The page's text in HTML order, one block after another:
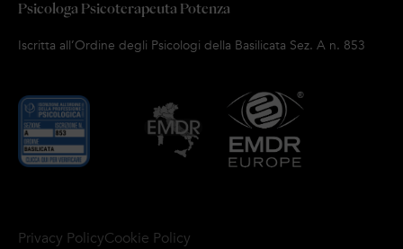
Psicologa Psicoterapeuta Potenza
Iscritta all’Ordine degli Psicologi della Basilicata Sez. A n. 853
Privacy PolicyCookie Policy